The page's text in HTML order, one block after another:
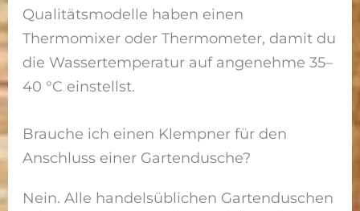
Qualitätsmodelle haben einen
Thermomixer oder Thermometer, damit du
die Wassertemperatur auf angenehme 35–
40 °C einstellst.
Brauche ich einen Klempner für den
Anschluss einer Gartendusche?
Nein. Alle handelsüblichen Gartenduschen